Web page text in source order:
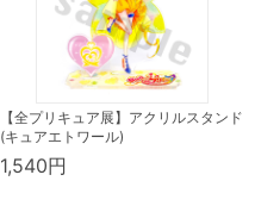
【全プリキュア展】アクリルスタンド
(キュアエトワール)
1,540円